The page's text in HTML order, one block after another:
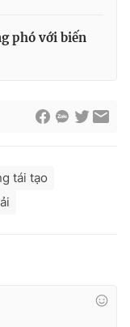
phó với biến
tái tạo